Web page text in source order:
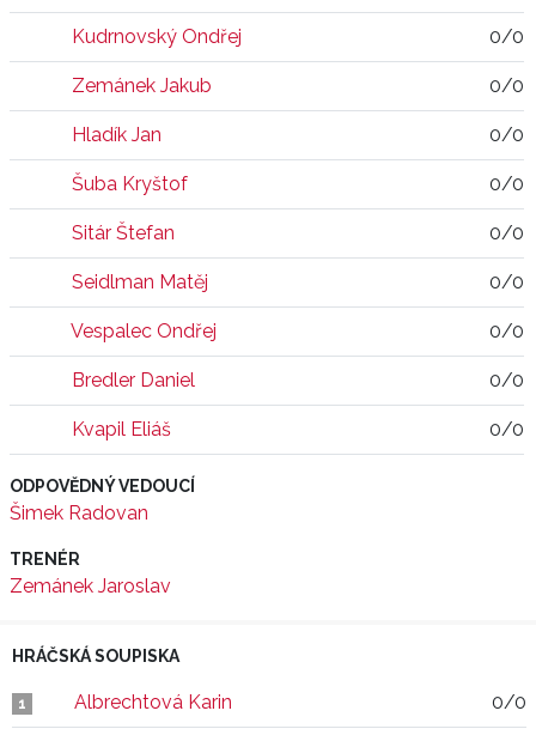
Kudrnovský Ondřej 0/0
Zemánek Jakub 0/0
Hladík Jan 0/0
Šuba Kryštof 0/0
Sitár Štefan 0/0
Seidlman Matěj 0/0
Vespalec Ondřej 0/0
Bredler Daniel 0/0
Kvapil Eliáš 0/0
ODPOVĚDNÝ VEDOUCÍ
Šimek Radovan
TRENÉR
Zemánek Jaroslav
HRÁČSKÁ SOUPISKA
1 Albrechtová Karin 0/0